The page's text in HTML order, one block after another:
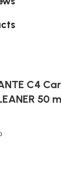
C4
50